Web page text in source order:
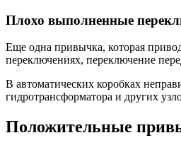
Плохо выполненные
Еще одна привычка, которая
переключениях, переключение
В автоматических коробках
гидротрансформатора и других
Положительные